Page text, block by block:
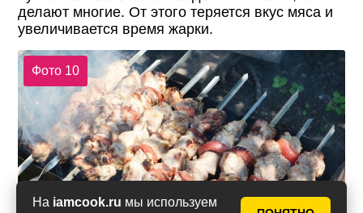
На iamcook.ru мы используем
делают многие. От этого теряется вкус мяса и
увеличивается время жарки.
Фото 10